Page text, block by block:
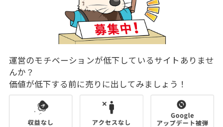
運営のモチベーションが低下しているサイトありませ
んか？
価値が低下する前に売りに出してみましょう！